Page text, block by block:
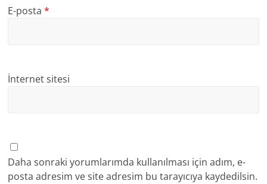
E-posta*
İnternet sitesi
Daha sonraki yorumlarımda kullanılması için adım, e-
posta adresim ve site adresim bu tarayıcıya kaydedilsin.